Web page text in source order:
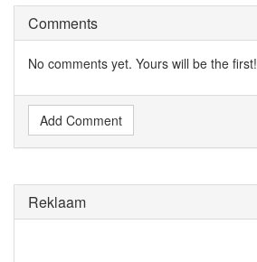
Comments
No comments yet. Yours will be the first!
Add Comment
Reklaam